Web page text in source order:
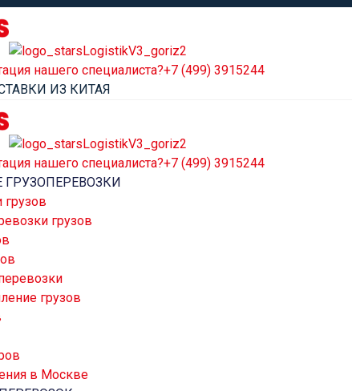
нашего специалиста?+7 (499) 3915244
ИЗ КИТАЯ
нашего специалиста?+7 (499) 3915244
грузов
грузов
в Москве